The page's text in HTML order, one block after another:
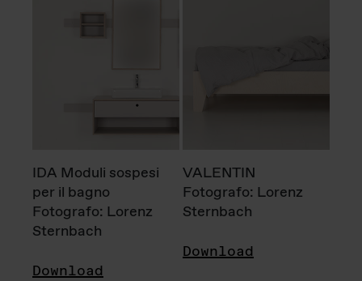
IDA Moduli sospesi
per il bagno
Fotografo: Lorenz
Sternbach
Download
VALENTIN
Fotografo: Lorenz
Sternbach
Download